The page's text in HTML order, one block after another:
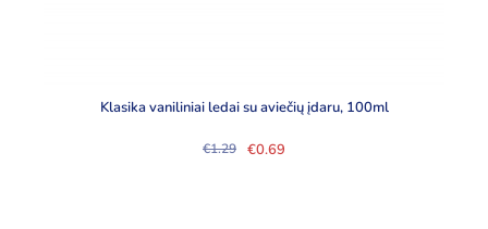
Klasika vaniliniai ledai su aviečių įdaru, 100ml
€1.29
Original
€0.69
Current